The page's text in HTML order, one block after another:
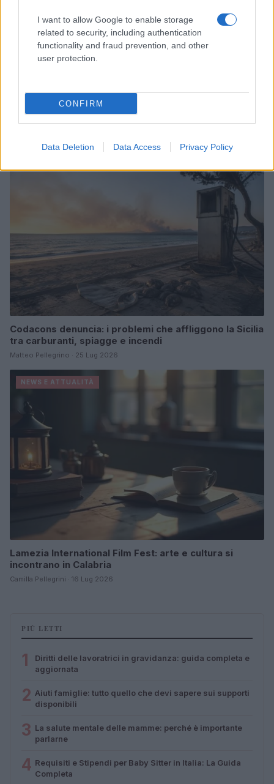
I want to allow Google to enable storage
related to security, including authentication
functionality and fraud prevention, and other
user protection.
CONFIRM
Data Deletion Data Access Privacy Policy
ICA Milano presenta mostre, concerti e letture per
l’autunno 2026
Codacons denuncia: i problemi che affliggono la Sicilia
tra carburanti, spiagge e incendi
Matteo Pellegrino · 25 Lug 2026
NEWS E ATTUALITÀ
Lamezia International Film Fest: arte e cultura si
incontrano in Calabria
Camilla Pellegrini · 16 Lug 2026
PIÙ LETTI
1
Diritti delle lavoratrici in gravidanza: guida completa e
aggiornata
2 Aiuti famiglie: tutto quello che devi sapere sui supporti
disponibili
3 La salute mentale delle mamme: perché è importante
parlarne
4 Requisiti e Stipendi per Baby Sitter in Italia: La Guida
Completa